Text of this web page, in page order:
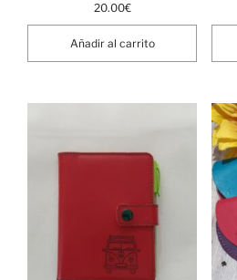
20.00€
Añadir al carrito